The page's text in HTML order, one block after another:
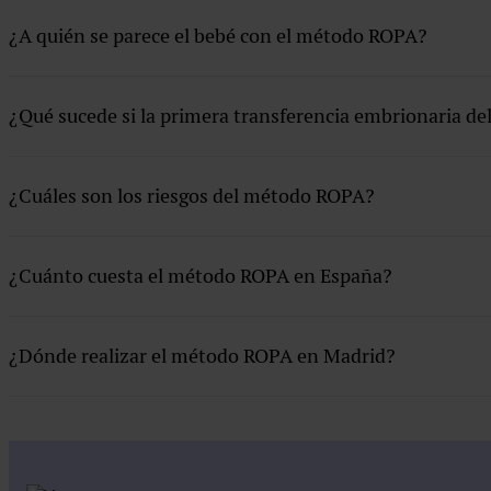
¿A quién se parece el bebé con el método ROPA?
¿Qué sucede si la primera transferencia embrionaria
¿Cuáles son los riesgos del método ROPA?
¿Cuánto cuesta el método ROPA en España?
¿Dónde realizar el método ROPA en Madrid?